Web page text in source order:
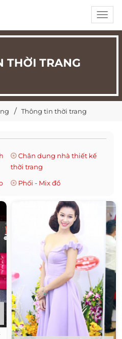
THỜI TRANG
Thông tin thời trang
Chân dung nhà thiết kế
thời trang
Phối - Mix đồ